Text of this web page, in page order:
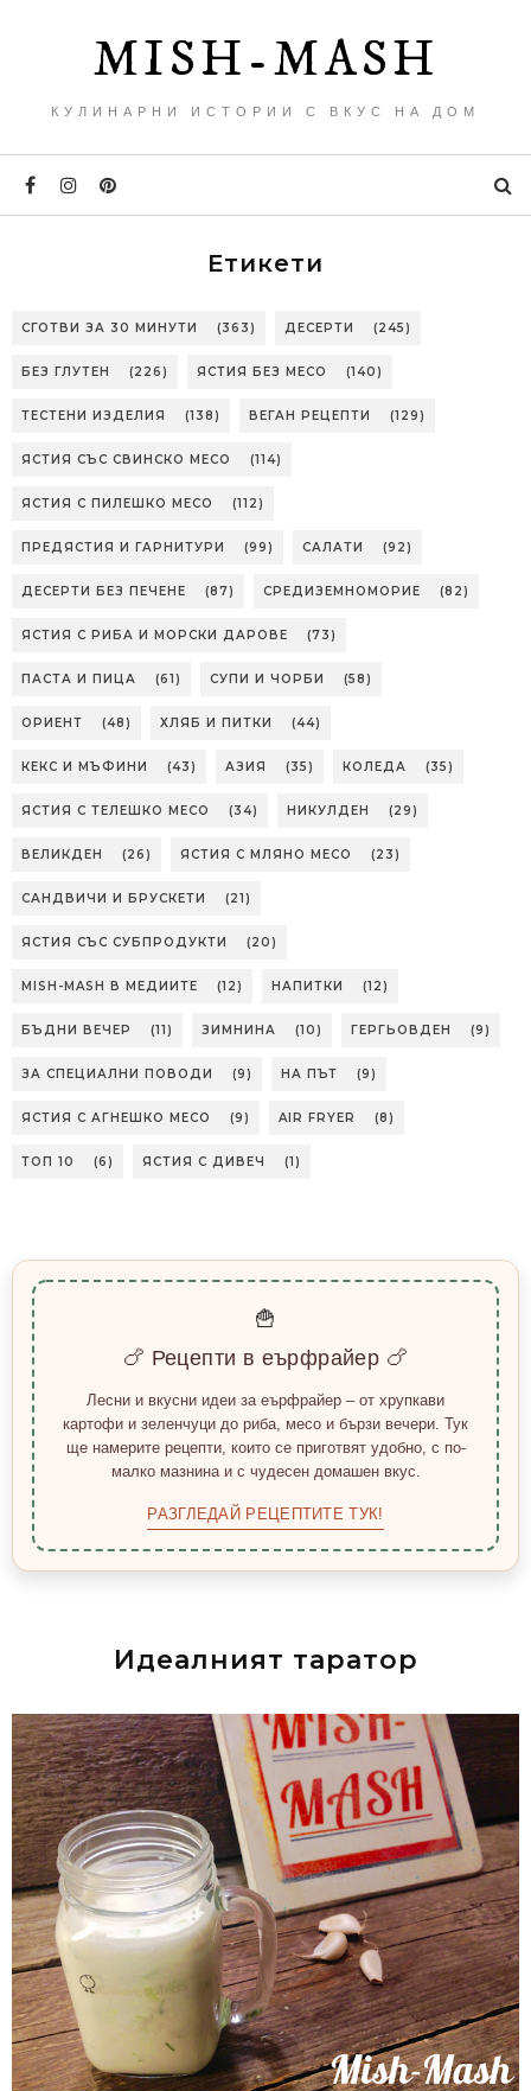
MISH-MASH
КУЛИНАРНИ ИСТОРИИ С ВКУС НА ДОМ
Етикети
СГОТВИ ЗА 30 МИНУТИ (363) ДЕСЕРТИ (245)
БЕЗ ГЛУТЕН (226) ЯСТИЯ БЕЗ МЕСО (140)
ТЕСТЕНИ ИЗДЕЛИЯ (138) ВЕГАН РЕЦЕПТИ (129)
ЯСТИЯ СЪС СВИНСКО МЕСО (114)
ЯСТИЯ С ПИЛЕШКО МЕСО (112)
ПРЕДЯСТИЯ И ГАРНИТУРИ (99) САЛАТИ (92)
ДЕСЕРТИ БЕЗ ПЕЧЕНЕ (87) СРЕДИЗЕМНОМОРИЕ (82)
ЯСТИЯ С РИБА И МОРСКИ ДАРОВЕ (73)
ПАСТА И ПИЦА (61) СУПИ И ЧОРБИ (58)
ОРИЕНТ (48) ХЛЯБ И ПИТКИ (44)
КЕКС И МЪФИНИ (43) АЗИЯ (35) КОЛЕДА (35)
ЯСТИЯ С ТЕЛЕШКО МЕСО (34) НИКУЛДЕН (29)
ВЕЛИКДЕН (26) ЯСТИЯ С МЛЯНО МЕСО (23)
САНДВИЧИ И БРУСКЕТИ (21)
ЯСТИЯ СЪС СУБПРОДУКТИ (20)
MISH-MASH В МЕДИИТЕ (12) НАПИТКИ (12)
БЪДНИ ВЕЧЕР (11) ЗИМНИНА (10) ГЕРГЬОВДЕН (9)
ЗА СПЕЦИАЛНИ ПОВОДИ (9) НА ПЪТ (9)
ЯСТИЯ С АГНЕШКО МЕСО (9) AIR FRYER (8)
ТОП 10 (6) ЯСТИЯ С ДИВЕЧ (1)
🍟
🍗 Рецепти в еърфрайер 🍗
Лесни и вкусни идеи за еърфрайер – от хрупкави
картофи и зеленчуци до риба, месо и бързи вечери. Тук
ще намерите рецепти, които се приготвят удобно, с по-
малко мазнина и с чудесен домашен вкус.
РАЗГЛЕДАЙ РЕЦЕПТИТЕ ТУК!
Идеалният таратор